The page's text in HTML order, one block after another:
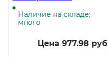
обезжиривающее
средство, 5 литров ЧЗ
Наличие на складе:
много
Цена 977.98 руб